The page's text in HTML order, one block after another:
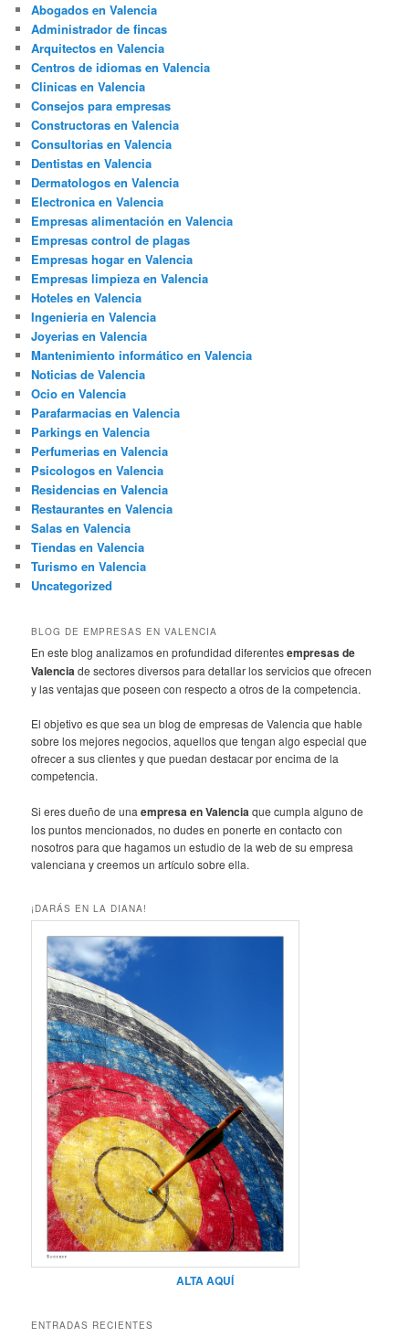
Abogados en Valencia
Administrador de fincas
Arquitectos en Valencia
Centros de idiomas en Valencia
Clinicas en Valencia
Consejos para empresas
Constructoras en Valencia
Consultorias en Valencia
Dentistas en Valencia
Dermatologos en Valencia
Electronica en Valencia
Empresas alimentación en Valencia
Empresas control de plagas
Empresas hogar en Valencia
Empresas limpieza en Valencia
Hoteles en Valencia
Ingenieria en Valencia
Joyerias en Valencia
Mantenimiento informático en Valencia
Noticias de Valencia
Ocio en Valencia
Parafarmacias en Valencia
Parkings en Valencia
Perfumerias en Valencia
Psicologos en Valencia
Residencias en Valencia
Restaurantes en Valencia
Salas en Valencia
Tiendas en Valencia
Turismo en Valencia
Uncategorized
BLOG DE EMPRESAS EN VALENCIA
En este blog analizamos en profundidad diferentesempresas de
Valencia de sectores diversos para detallar los servicios que ofrecen
y las ventajas que poseen con respecto a otros de la competencia.
El objetivo es que sea un blog de empresas de Valencia que hable
sobre los mejores negocios, aquellos que tengan algo especial que
ofrecer a sus clientes y que puedan destacar por encima de la
competencia.
Si eres dueño de unaempresa en Valencia que cumpla alguno de
los puntos mencionados, no dudes en ponerte en contacto con
nosotros para que hagamos un estudio de la web de su empresa
valenciana y creemos un artículo sobre ella.
¡DARÁS EN LA DIANA!
ALTA AQUÍ
ENTRADAS RECIENTES